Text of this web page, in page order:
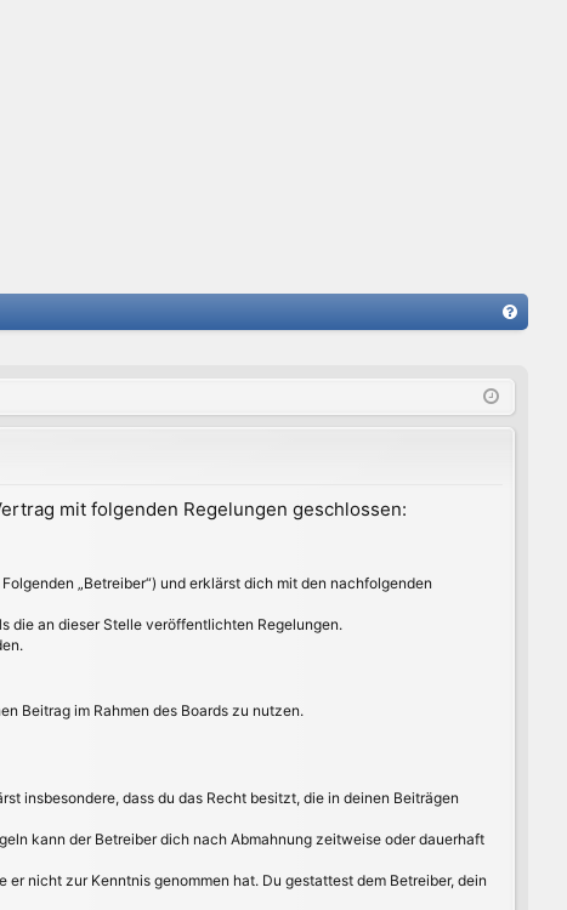
Q
mit folgenden Regelungen geschlossen:
„Betreiber“) und erklärst dich mit den nachfolgenden
die an dieser Stelle veröffentlichten Regelungen.
Beitrag im Rahmen des Boards zu nutzen.
insbesondere, dass du das Recht besitzt, die in deinen Beiträgen
kann der Betreiber dich nach Abmahnung zeitweise oder dauerhaft
nicht zur Kenntnis genommen hat. Du gestattest dem Betreiber, dein